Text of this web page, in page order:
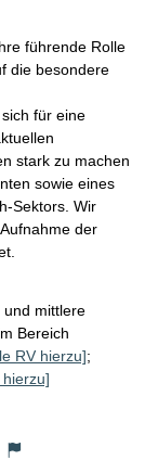
führende Rolle
die besondere
für eine
stark zu machen
sowie eines
Sektors. Wir
der
und mittlere
Bereich
RV hierzu];
hierzu]